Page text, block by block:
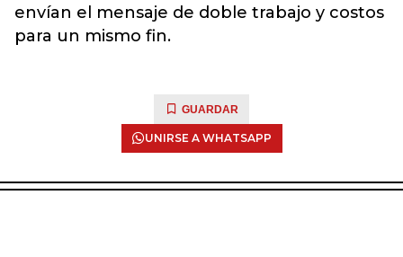
envían el mensaje de doble trabajo y costos
para un mismo fin.
GUARDAR
UNIRSE A WHATSAPP